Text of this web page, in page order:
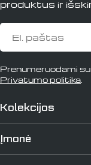
Kolekcijos
Įmonė
produktus ir
El.
paštas
Prenumeruodami
Privatumo politika